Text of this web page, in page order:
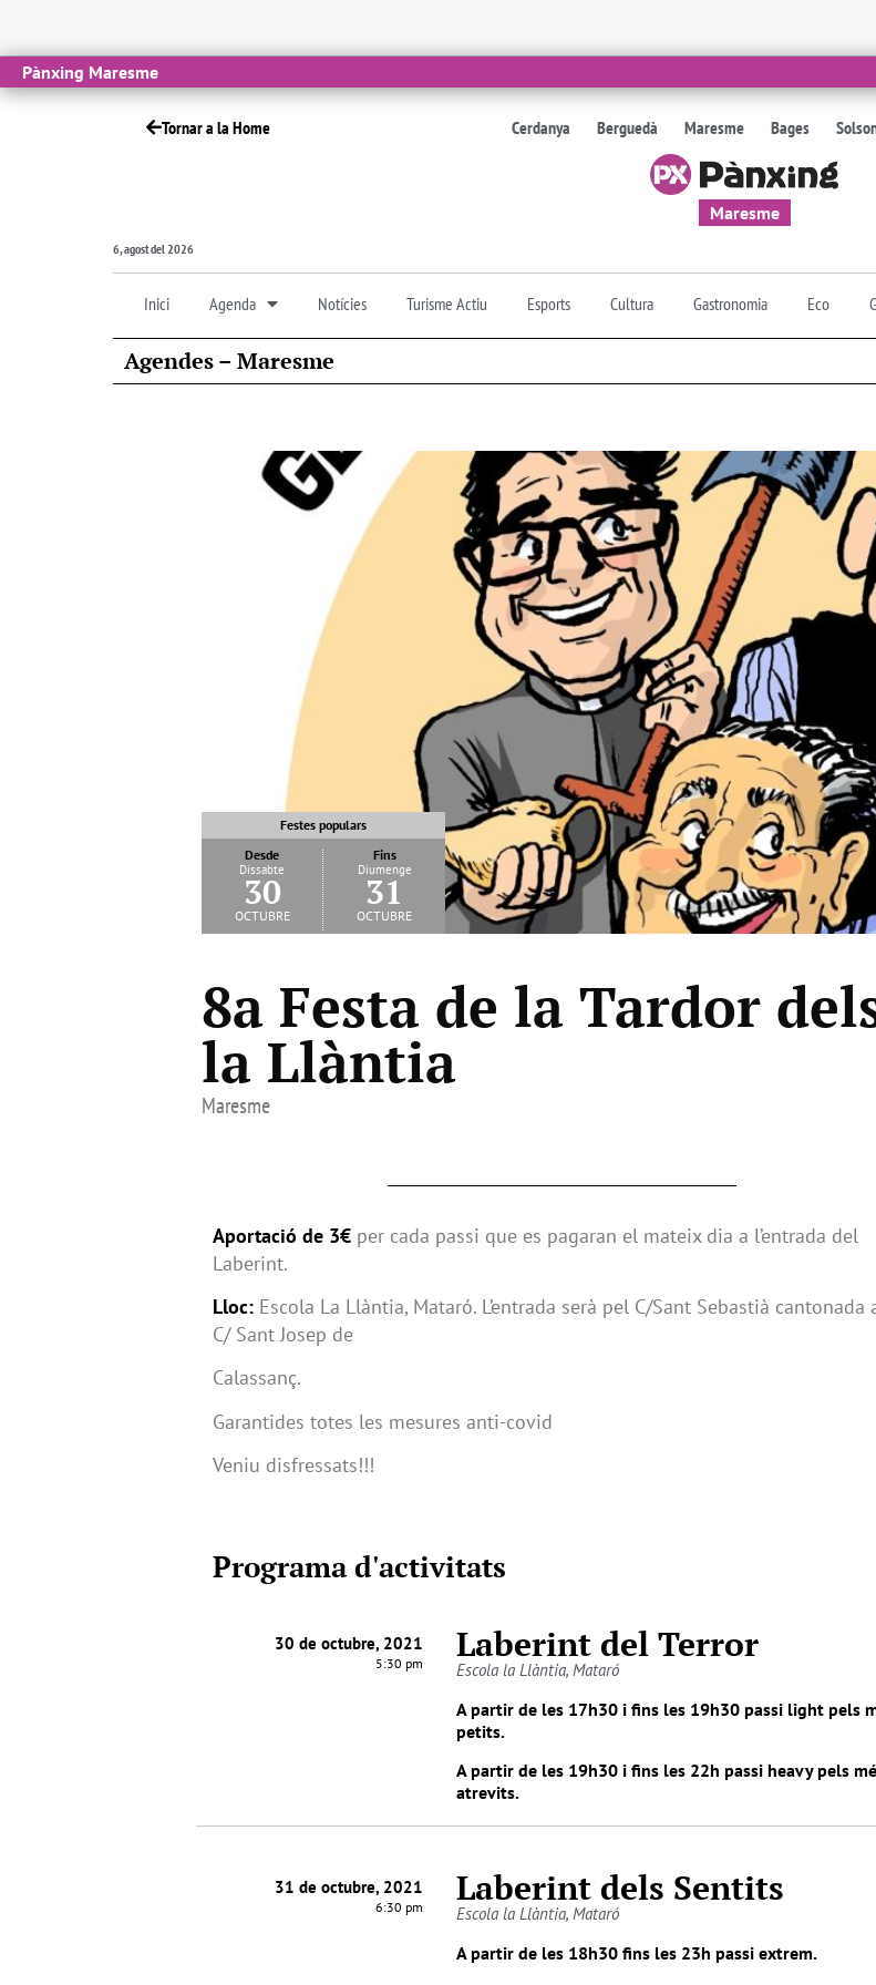
Pànxing Maresme
Tornar a la Home Cerdanya Berguedà Maresme Bages
Maresme
6, agost del 2026
Inici Agenda Notícies Turisme Actiu Esports Cultura Gastronomia Eco
Agendes – Maresme
Festes populars
Desde
Dissabte
30
octubre
Fins
Diumenge
31
octubre
8a Festa de la Tardor
la Llàntia
Maresme
Aportació de 3€ per cada passi que es pagaran el mateix dia a l’entrada del
Laberint.
Lloc: Escola La Llàntia, Mataró. L’entrada serà pel C/Sant Sebastià cantonada
C/ Sant Josep de
Calassanç.
Garantides totes les mesures anti-covid
Veniu disfressats!!!
Programa d'activitats
30 de octubre, 2021
5:30 pm Laberint del Terror
Escola la Llàntia, Mataró
A partir de les 17h30 i fins les 19h30 passi light pels
petits.
A partir de les 19h30 i fins les 22h passi heavy pels
atrevits.
31 de octubre, 2021
6:30 pm Laberint dels Sentits
Escola la Llàntia, Mataró
A partir de les 18h30 fins les 23h passi extrem.